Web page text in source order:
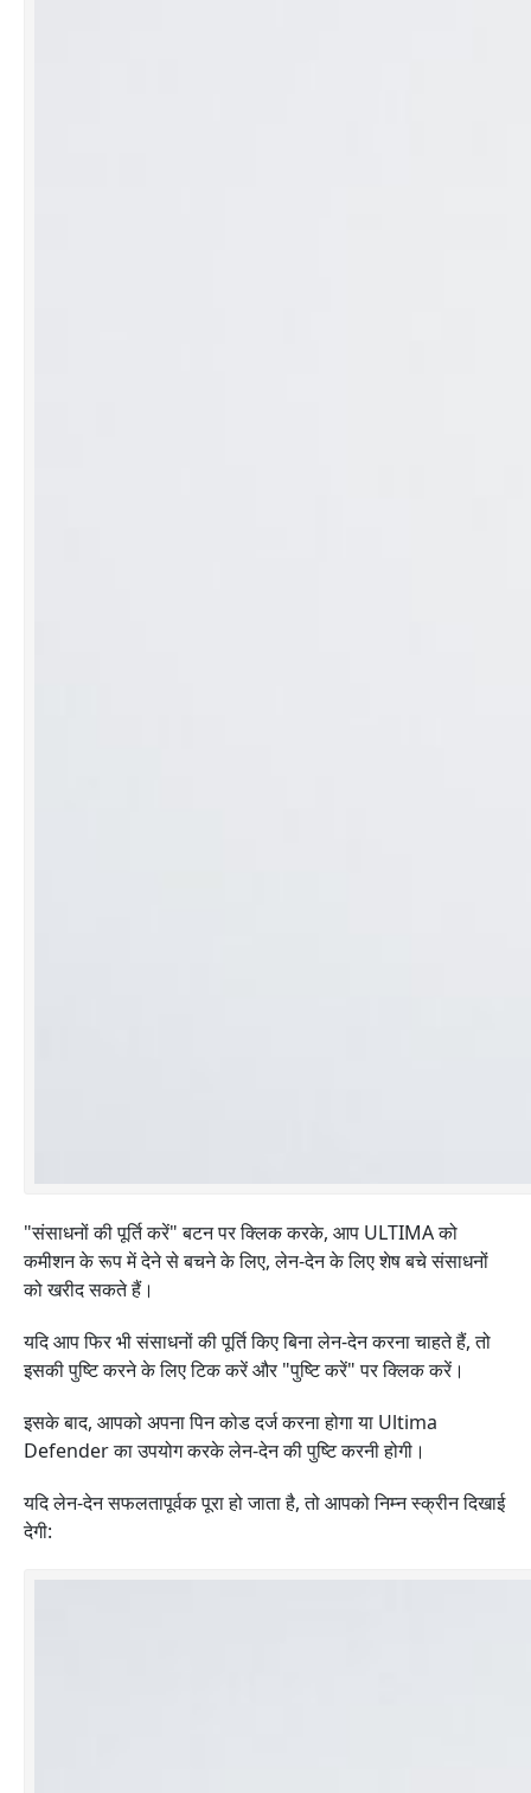
"संसाधनों की पूर्ति करें" बटन पर क्लिक करके, आप ULTIMA को
कमीशन के रूप में देने से बचने के लिए, लेन-देन के लिए शेष बचे संसाधनों
को खरीद सकते हैं।
यदि आप फिर भी संसाधनों की पूर्ति किए बिना लेन-देन करना चाहते हैं, तो
इसकी पुष्टि करने के लिए टिक करें और "पुष्टि करें" पर क्लिक करें।
इसके बाद, आपको अपना पिन कोड दर्ज करना होगा या Ultima
Defender का उपयोग करके लेन-देन की पुष्टि करनी होगी।
यदि लेन-देन सफलतापूर्वक पूरा हो जाता है, तो आपको निम्न स्क्रीन दिखाई
देगी: